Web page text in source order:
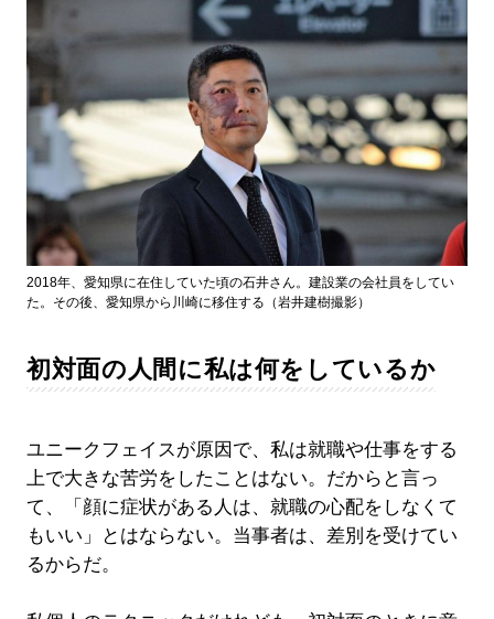
2018年、愛知県に在住していた頃の石井さん。建設業の会社員をしてい
た。その後、愛知県から川崎に移住する（岩井建樹撮影）
初対面の人間に私は何をしているか
ユニークフェイスが原因で、私は就職や仕事をする
上で大きな苦労をしたことはない。だからと言っ
て、「顔に症状がある人は、就職の心配をしなくて
もいい」とはならない。当事者は、差別を受けてい
るからだ。